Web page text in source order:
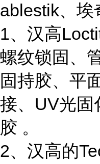
ablestik、埃
1、汉高
螺纹锁固、
固持胶、平
接、UV光固
胶 。
2、汉高的